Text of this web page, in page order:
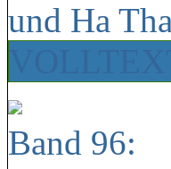
und Ha
Band 96: